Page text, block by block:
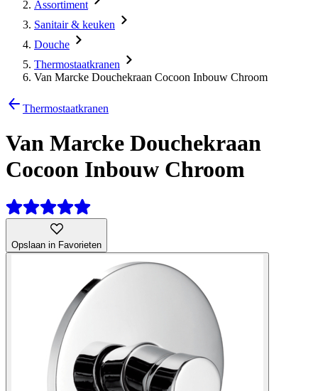
Assortiment
Sanitair & keuken
Douche
Thermostaatkranen
Van Marcke Douchekraan Cocoon Inbouw Chroom
Thermostaatkranen
Van Marcke Douchekraan
Cocoon Inbouw Chroom
Opslaan in Favorieten